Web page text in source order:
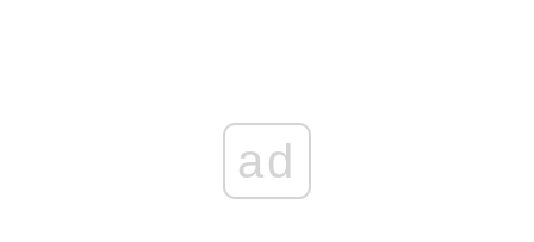
ad